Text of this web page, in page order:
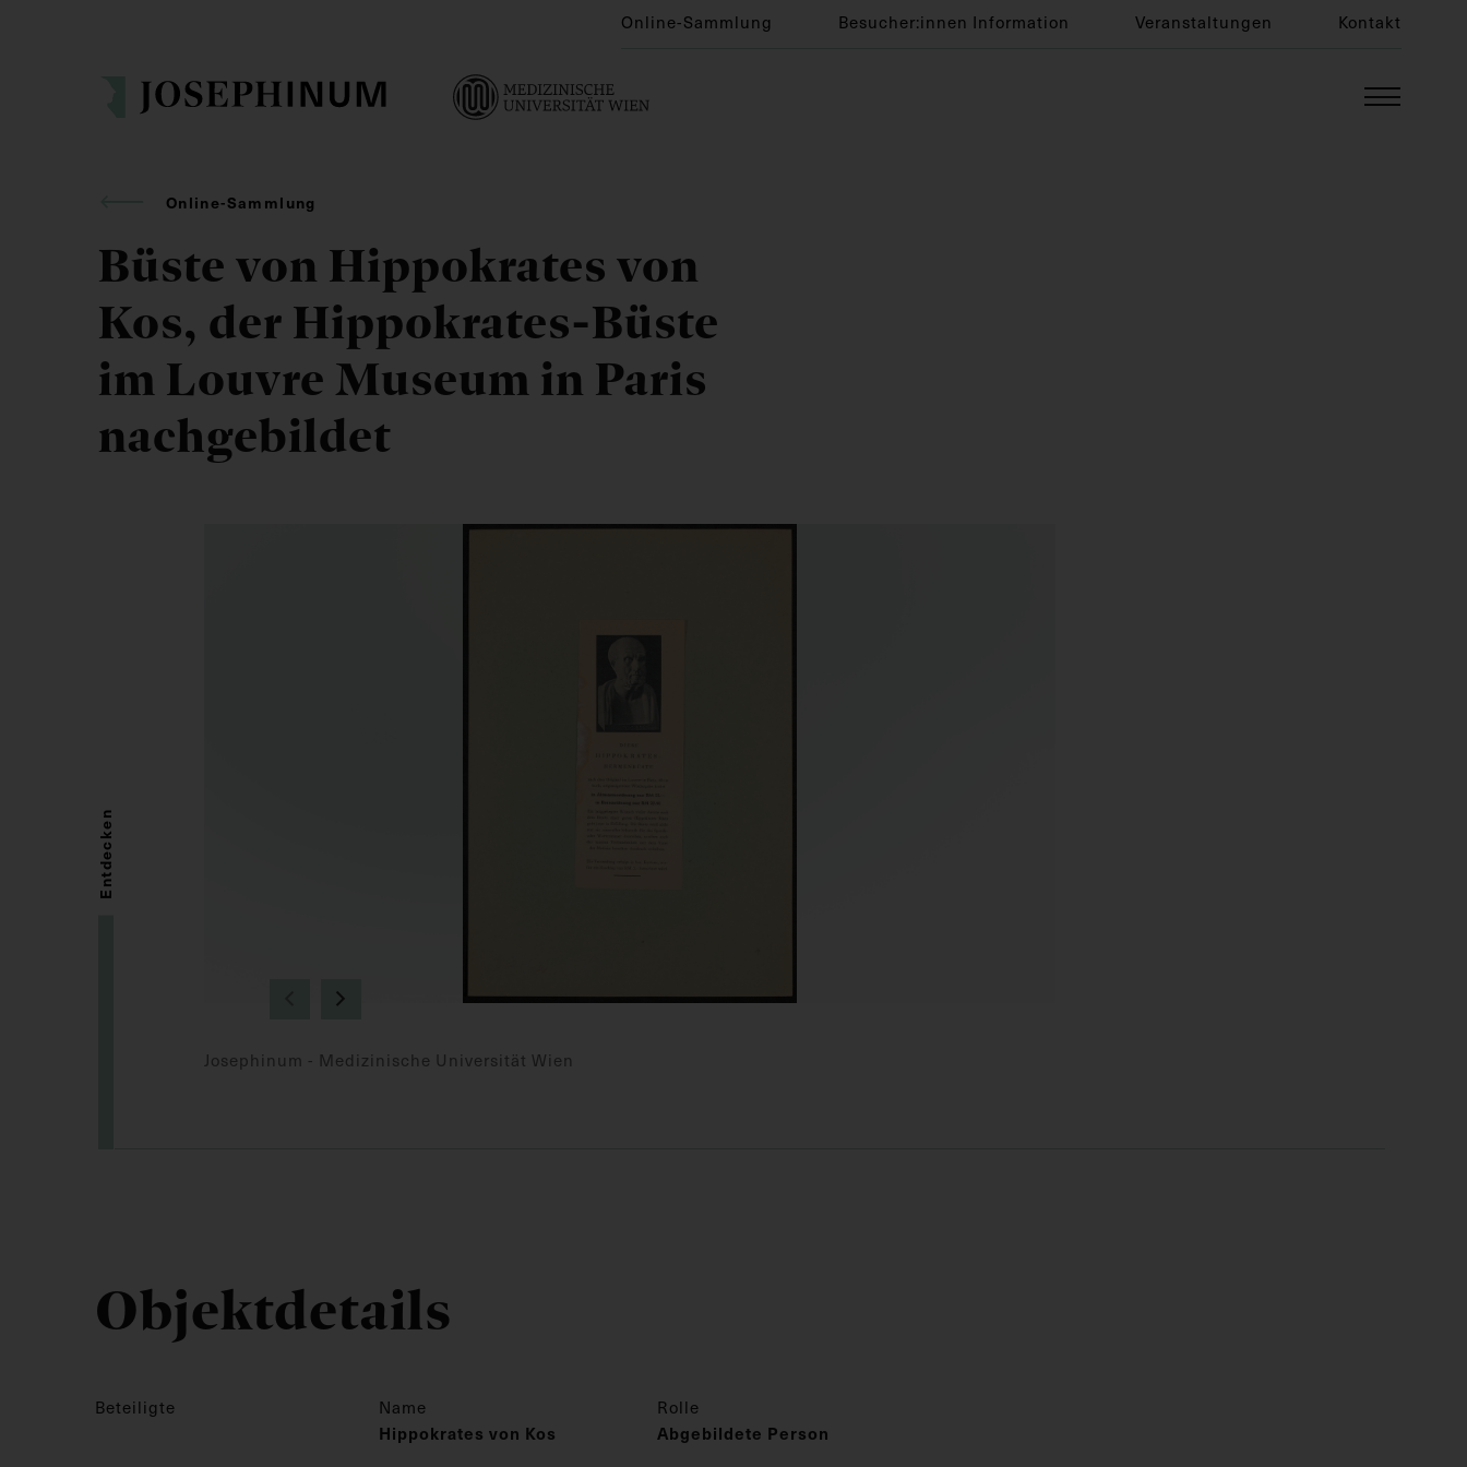
Online-Sammlung Besucher:innen Information Veranstaltungen Kontakt
Online-Sammlung
Büste von Hippokrates von
Kos, der Hippokrates-Büste
im Louvre Museum in Paris
nachgebildet
Josephinum - Medizinische Universität Wien
Entdecken
Objektdetails
Beteiligte Name Rolle
Hippokrates von Kos Abgebildete Person